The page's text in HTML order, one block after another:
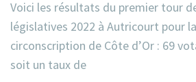
Voici les résultats du premier tour
législatives 2022 à Autricourt pour
circonscription de Côte d’Or : 69
soit un taux de